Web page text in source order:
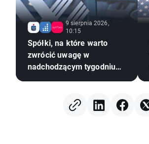
9 sierpnia 2026,
10:15
Spółki, na które warto
zwrócić uwagę w
nadchodzącym tygodniu